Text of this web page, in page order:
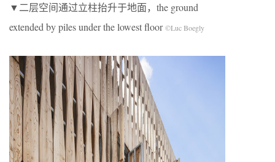
▼二层空间通过立柱抬升于地面，the ground
extended by piles under the lowest floor©Luc Boegly